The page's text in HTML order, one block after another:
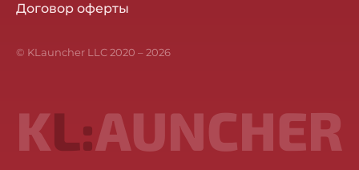
Договор оферты
© KLauncher LLC 2020 –2026
KL:AUNCHER